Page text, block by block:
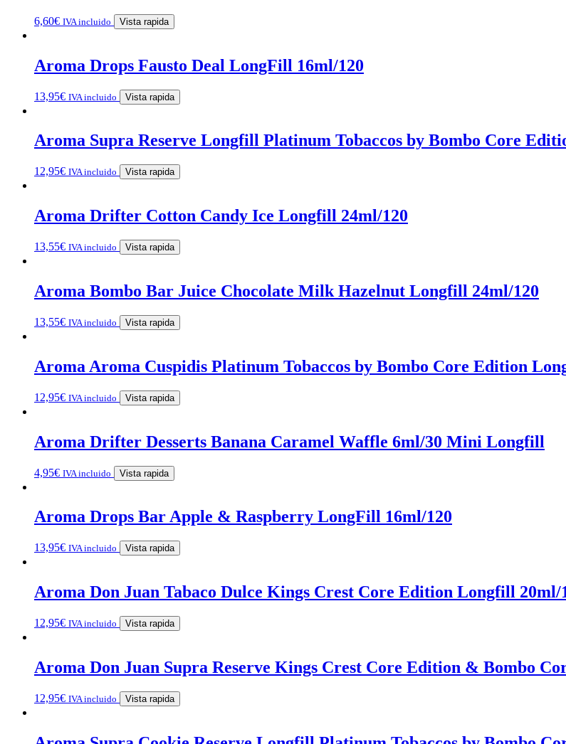
6,60€ IVA incluido Vista rapida
Aroma Drops Fausto Deal LongFill 16ml/120
13,95€ IVA incluido Vista rapida
Aroma Supra Reserve Longfill Platinum Tobaccos by Bombo Core
12,95€ IVA incluido Vista rapida
Aroma Drifter Cotton Candy Ice Longfill 24ml/120
13,55€ IVA incluido Vista rapida
Aroma Bombo Bar Juice Chocolate Milk Hazelnut Longfill 24ml/120
13,55€ IVA incluido Vista rapida
Aroma Aroma Cuspidis Platinum Tobaccos by Bombo Core Edition
12,95€ IVA incluido Vista rapida
Aroma Drifter Desserts Banana Caramel Waffle 6ml/30 Mini Longfill
4,95€ IVA incluido Vista rapida
Aroma Drops Bar Apple & Raspberry LongFill 16ml/120
13,95€ IVA incluido Vista rapida
Aroma Don Juan Tabaco Dulce Kings Crest Core Edition Longfill 20ml/
12,95€ IVA incluido Vista rapida
Aroma Don Juan Supra Reserve Kings Crest Core Edition & Bombo
12,95€ IVA incluido Vista rapida